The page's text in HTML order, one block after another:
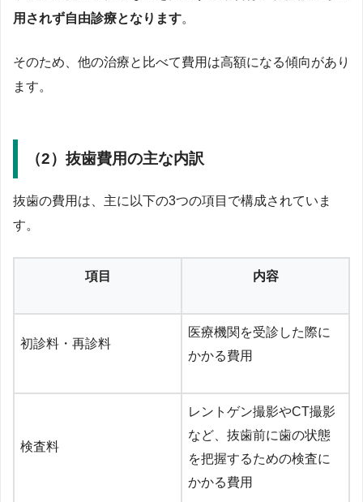
用されず自由診療となります。
そのため、他の治療と比べて費用は高額になる傾向があり
ます。
（2）抜歯費用の主な内訳
抜歯の費用は、主に以下の3つの項目で構成されていま
す。
項目 内容
初診料・再診料
医療機関を受診した際に
かかる費用
検査料
レントゲン撮影やCT撮影
など、抜歯前に歯の状態
を把握するための検査に
かかる費用